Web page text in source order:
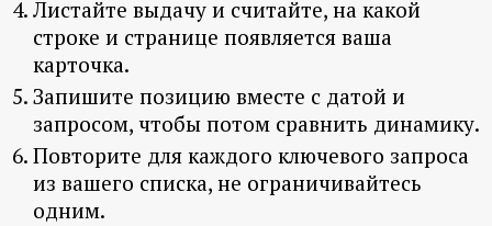
Листайте выдачу и считайте, на какой
строке и странице появляется ваша
карточка.
Запишите позицию вместе с датой и
запросом, чтобы потом сравнить динамику.
Повторите для каждого ключевого запроса
из вашего списка, не ограничивайтесь
одним.